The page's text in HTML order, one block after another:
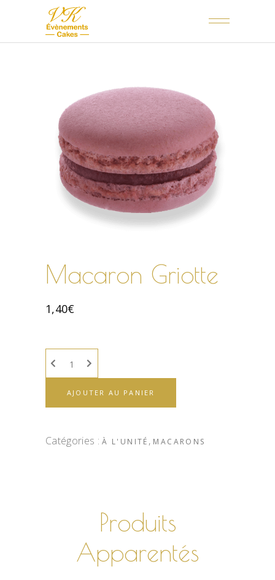
Macaron Griotte
1,40€
AJOUTER AU PANIER
Catégories :À L'UNITÉ , MACARONS
Produits
Apparentés